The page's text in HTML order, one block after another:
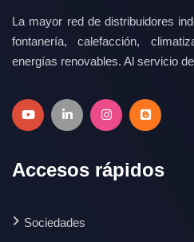
La mayor red de distribuidores
fontanería, calefacción,
energías renovables. Al servicio
Accesos rápidos
Sociedades